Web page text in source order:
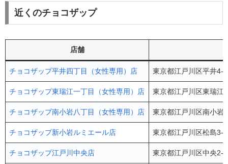
近くのチョコザップ
店舗
チョコザップ平井四丁目（女性専用）店 東京都江戸川区平井4-
チョコザップ東瑞江一丁目（女性専用）店 東京都江戸川区東瑞江
チョコザップ南小岩八丁目（女性専用）店 東京都江戸川区南小岩
チョコザップ新小岩ルミエール店 東京都江戸川区松島
チョコザップ江戸川中央店 東京都江戸川区中央